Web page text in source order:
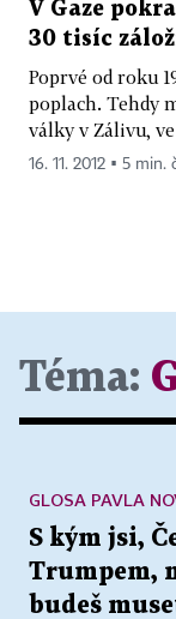
V Gaze
30 tisíc
Poprvé od roku
poplach. Tehdy
války v Zálivu,
16. 11. 2012 ▪ 5 min.
Téma:
S kým jsi,
Trumpem,
budeš
GLOSA PAVLA